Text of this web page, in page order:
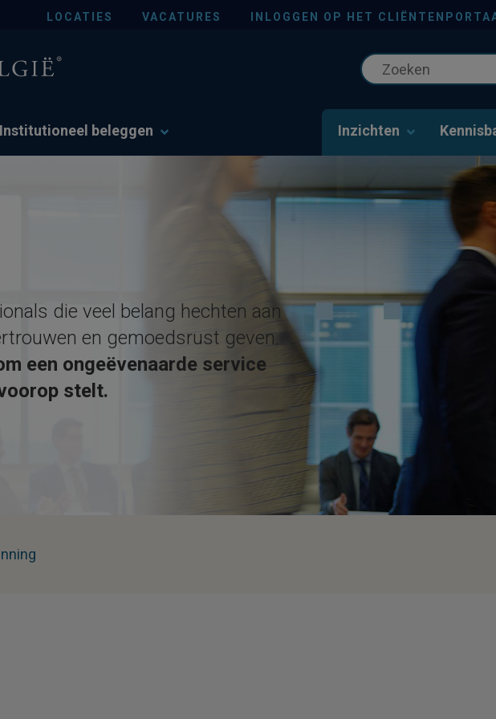
LOCATIES VACATURES INLOGGEN OP HET
Institutioneel beleggen Inzichten
die veel belang hechten aan
en gemoedsrust geven.
een ongeëvenaarde service
stelt.